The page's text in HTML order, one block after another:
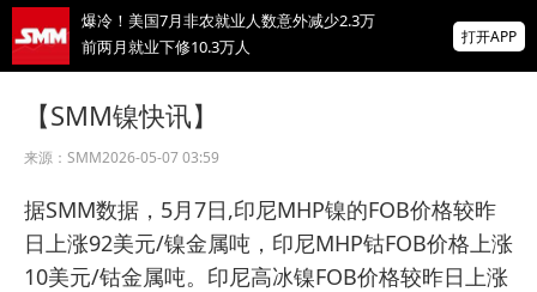
爆冷！美国7月非农就业人数意外减少2.3万
前两月就业下修10.3万人
概念股普涨，现货黄金突破4350
北京楼市新政：非京籍五环内社保满1年即可
掌上有色
为有色行业打造的神器
打开APP
【SMM镍快讯】
来源： SMM2026-05-07 03:59
据SMM数据，5月7日,印尼MHP镍的FOB价格较昨
日上涨92美元/镍金属吨，印尼MHP钴FOB价格上涨
10美元/钴金属吨。印尼高冰镍FOB价格较昨日上涨